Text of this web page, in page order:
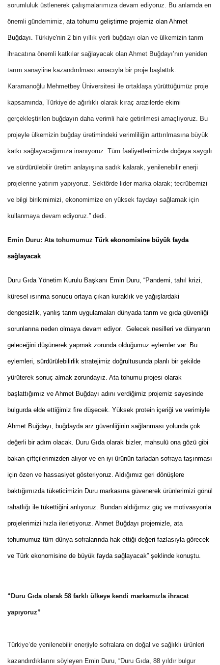
sorumluluk üstlenerek çalışmalarımıza devam ediyoruz. Bu anlamda en
önemli gündemimiz, ata tohumu geliştirme projemiz olan Ahmet
Buğdayı. Türkiye'nin 2 bin yıllık yerli buğdayı olan ve ülkemizin tarım
ihracatına önemli katkılar sağlayacak olan Ahmet Buğdayı’nın yeniden
tarım sanayiine kazandırılması amacıyla bir proje başlattık.
Karamanoğlu Mehmetbey Üniversitesi ile ortaklaşa yürüttüğümüz proje
kapsamında, Türkiye’de ağırlıklı olarak kıraç arazilerde ekimi
gerçekleştirilen buğdayın daha verimli hale getirilmesi amaçlıyoruz. Bu
projeyle ülkemizin buğday üretimindeki verimliliğin arttırılmasına büyük
katkı sağlayacağımıza inanıyoruz. Tüm faaliyetlerimizde doğaya saygılı
ve sürdürülebilir üretim anlayışına sadık kalarak, yenilenebilir enerji
projelerine yatırım yapıyoruz. Sektörde lider marka olarak; tecrübemizi
ve bilgi birikimimizi, ekonomimize en yüksek faydayı sağlamak için
kullanmaya devam ediyoruz.” dedi.
Emin Duru: Ata tohumumuz Türk ekonomisine büyük fayda
sağlayacak
Duru Gıda Yönetim Kurulu Başkanı Emin Duru, “Pandemi, tahıl krizi,
küresel ısınma sonucu ortaya çıkan kuraklık ve yağışlardaki
dengesizlik, yanlış tarım uygulamaları dünyada tarım ve gıda güvenliği
sorunlarına neden olmaya devam ediyor. Gelecek nesilleri ve dünyanın
geleceğini düşünerek yapmak zorunda olduğumuz eylemler var. Bu
eylemleri, sürdürülebilirlik stratejimiz doğrultusunda planlı bir şekilde
yürüterek sonuç almak zorundayız. Ata tohumu projesi olarak
başlattığımız ve Ahmet Buğdayı adını verdiğimiz projemiz sayesinde
bulgurda elde ettiğimiz fire düşecek. Yüksek protein içeriği ve verimiyle
Ahmet Buğdayı, buğdayda arz güvenliğinin sağlanması yolunda çok
değerli bir adım olacak. Duru Gıda olarak bizler, mahsulü ona gözü gibi
bakan çiftçilerimizden alıyor ve en iyi ürünün tarladan sofraya taşınması
için özen ve hassasiyet gösteriyoruz. Aldığımız geri dönüşlere
baktığımızda tüketicimizin Duru markasına güvenerek ürünlerimizi gönül
rahatlığı ile tükettiğini anlıyoruz. Bundan aldığımız güç ve motivasyonla
projelerimizi hızla ilerletiyoruz. Ahmet Buğdayı projemizle, ata
tohumumuz tüm dünya sofralarında hak ettiği değeri fazlasıyla görecek
ve Türk ekonomisine de büyük fayda sağlayacak” şeklinde konuştu.
“Duru Gıda olarak 58 farklı ülkeye kendi markamızla ihracat
yapıyoruz”
Türkiye’de yenilenebilir enerjiyle sofralara en doğal ve sağlıklı ürünleri
kazandırdıklarını söyleyen Emin Duru, “Duru Gıda, 88 yıldır bulgur